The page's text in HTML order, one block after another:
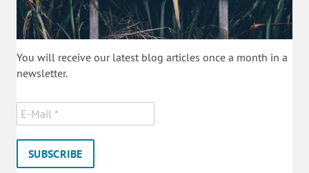
You will receive our latest blog articles once a month in a
newsletter.